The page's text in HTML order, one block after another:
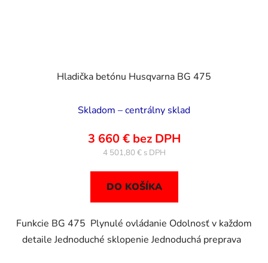
Hladička betónu Husqvarna BG 475
Skladom – centrálny sklad
3 660 € bez DPH
4 501,80 €
DO KOŠÍKA
Funkcie BG 475 Plynulé ovládanie Odolnosť v každom
detaile Jednoduché sklopenie Jednoduchá preprava